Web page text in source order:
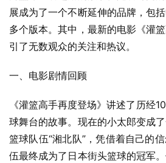
展成为了一个不断延伸的品牌，包
多个版本。其中，最新的电影《灌
引了无数观众的关注和热议。
一、电影剧情回顾
《灌篮高手再度登场》讲述了历经
球舞台的故事。现在的小太郎变成
篮球队伍“湘北队”，凭借着自己的
伍最终成为了日本街头篮球的冠军